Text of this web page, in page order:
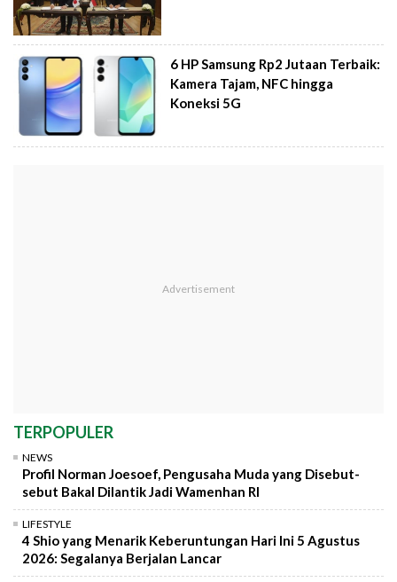
6 HP Samsung Rp2 Jutaan Terbaik:
Kamera Tajam, NFC hingga
Koneksi 5G
TERPOPULER
NEWS
Profil Norman Joesoef, Pengusaha Muda yang Disebut-
sebut Bakal Dilantik Jadi Wamenhan RI
LIFESTYLE
4 Shio yang Menarik Keberuntungan Hari Ini 5 Agustus
2026: Segalanya Berjalan Lancar